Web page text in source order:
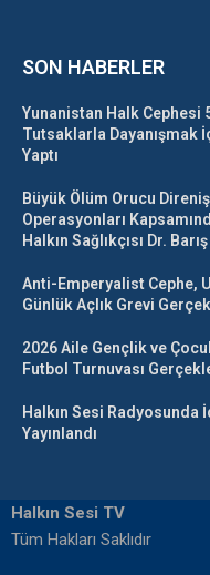
SON HABERLER
Yunanistan Halk Cephesi
Tutsaklarla Dayanışmak
Yaptı
Büyük Ölüm Orucu
Operasyonları
Halkın Sağlıkçısı Dr.
Anti-Emperyalist Cephe,
Günlük Açlık Grevi
2026 Aile Gençlik ve
Futbol Turnuvası
Halkın Sesi Radyosunda
Yayınlandı
Halkın Sesi TV
Tüm Hakları Saklıdır